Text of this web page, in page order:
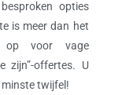
opties
is meer dan het
op voor vage
zijn”-offertes. U
twijfel!